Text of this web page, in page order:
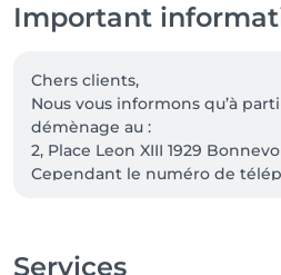
Important
Chers clients,
Nous vous informons qu’à
démènage au :
2, Place Leon XIII 1929
Cependant le numéro de
que nous vous accueillerons
Services